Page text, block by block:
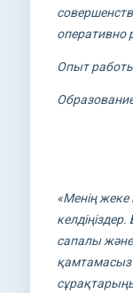
оперативно
Опыт
«Менің
сапалы
қамтамасыз